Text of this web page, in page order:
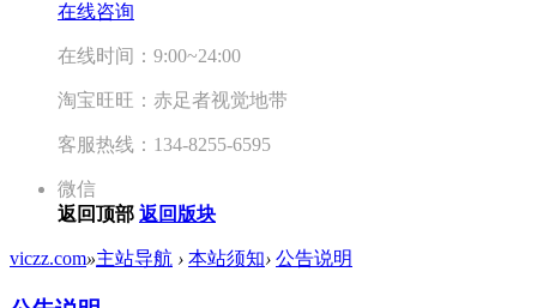
在线咨询
在线时间：9:00~24:00
淘宝旺旺：赤足者视觉地带
客服热线：134-8255-6595
微信
返回顶部 返回版块
viczz.com»主站导航 › 本站须知› 公告说明